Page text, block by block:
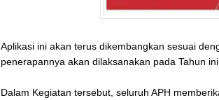
Aplikasi ini akan terus dikembangkan sesuai
penerapannya akan dilaksanakan pada Tahun
Dalam Kegiatan tersebut, seluruh APH